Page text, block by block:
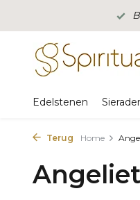
Edelstenen
Terug Home